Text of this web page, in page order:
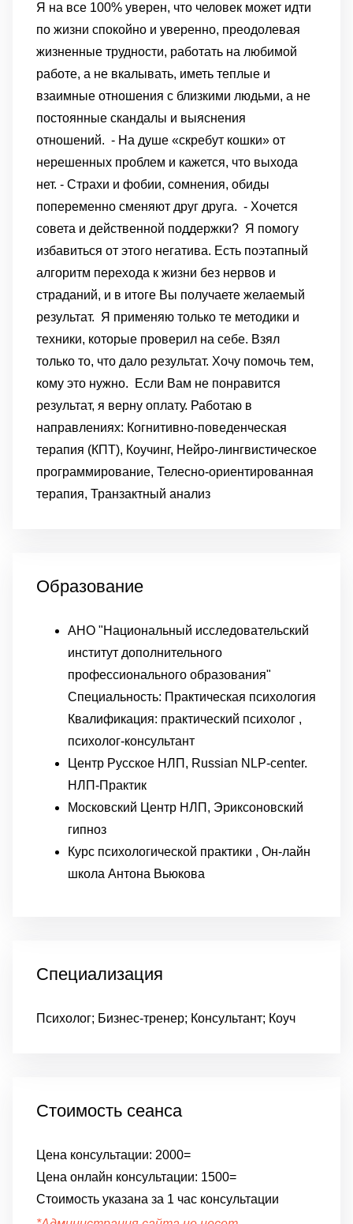
Я на все 100% уверен, что человек может идти
по жизни спокойно и уверенно, преодолевая
жизненные трудности, работать на любимой
работе, а не вкалывать, иметь теплые и
взаимные отношения с близкими людьми, а не
постоянные скандалы и выяснения
отношений. - На душе «скребут кошки» от
нерешенных проблем и кажется, что выхода
нет. - Страхи и фобии, сомнения, обиды
попеременно сменяют друг друга. - Хочется
совета и действенной поддержки? Я помогу
избавиться от этого негатива. Есть поэтапный
алгоритм перехода к жизни без нервов и
страданий, и в итоге Вы получаете желаемый
результат. Я применяю только те методики и
техники, которые проверил на себе. Взял
только то, что дало результат. Хочу помочь тем,
кому это нужно.
Если Вам не понравится
результат, я верну оплату. Работаю в
направлениях: Когнитивно-поведенческая
терапия (КПТ), Коучинг, Нейро-лингвистическое
программирование, Телесно-ориентированная
терапия, Транзактный анализ
Образование
АНО "Национальный исследовательский
институт дополнительного
профессионального образования"
Специальность: Практическая психология
Квалификация: практический психолог ,
психолог-консультант
Центр Русское НЛП, Russian NLP-center.
НЛП-Практик
Московский Центр НЛП, Эриксоновский
гипноз
Курс психологической практики , Он-лайн
школа Антона Вьюкова
Специализация
Психолог; Бизнес-тренер; Консультант; Коуч
Стоимость сеанса
Цена консультации: 2000=
Цена онлайн консультации: 1500=
Стоимость указана за 1 час консультации